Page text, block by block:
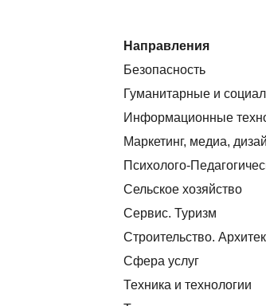
Направления
Безопасность
Гуманитарные и
Информационные
Маркетинг, медиа,
Психолого-
Сельское хозяйство
Сервис. Туризм
Строительство.
Сфера услуг
Техника и технологии